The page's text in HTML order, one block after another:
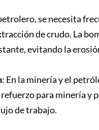
se necesita
de crudo. La
evitando la
: En la minería y el
para minería y
de trabajo.